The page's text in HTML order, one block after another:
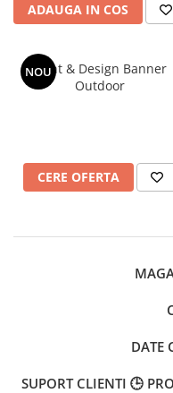
ADAUGA IN COS
NOU
Print & Design Banner
Outdoor
CERE OFERTA
DATE
SUPORT CLIENTI 🕒